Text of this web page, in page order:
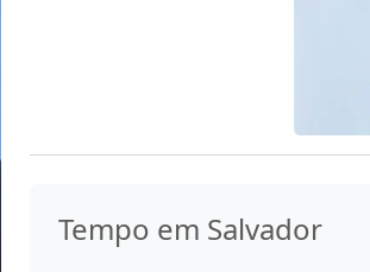
Tempo em Salvador